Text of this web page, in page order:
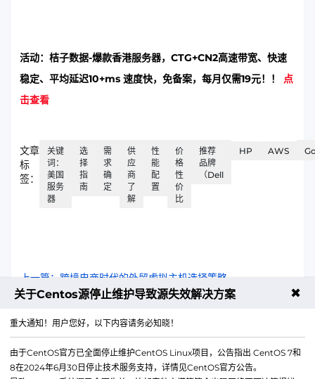
活动：桔子数据-爆款香港服务器，CTG+CN2高速带宽、快速
稳定、平均延迟10+ms 速度快，免备案，每月仅需19元！！ 点
击查看
文章
标
签：
关键
词：
美国
服务
器
选
择
指
南
需
求
确
定
供
应
商
了
解
性
能
配
置
价
格
性
价
比
推荐
品牌
（Dell
HP AWS
上一篇：跨境电商时代的外贸虚拟主机选择策略
关于Centos源停止维护导致源失效解决方案 ✖
重大通知！用户您好，以下内容请务必知晓！
由于CentOS官方已全面停止维护CentOS Linux项目，公告指出 CentOS 7和
8在2024年6月30日停止技术服务支持，详情见CentOS官方公告。